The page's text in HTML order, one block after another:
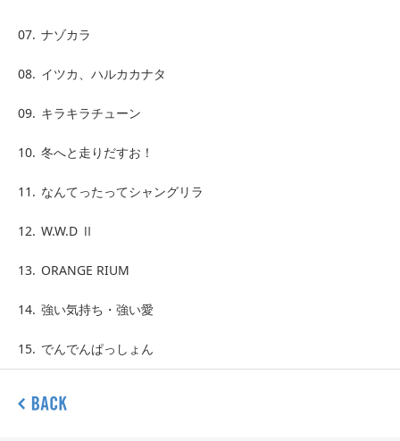
07. ナゾカラ
08. イツカ、ハルカカナタ
09. キラキラチューン
10. 冬へと走りだすお！
11. なんてったってシャングリラ
12. W.W.D Ⅱ
13. ORANGE RIUM
14. 強い気持ち・強い愛
15. でんでんぱっしょん